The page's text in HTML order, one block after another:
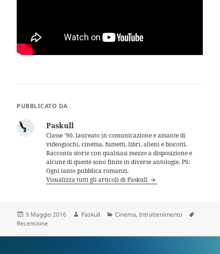
PUBBLICATO DA
Paskull
Classe '90, laureato in comunicazione e amante di
videogiochi, cinema, fumetti, libri, alieni e biscotti.
Racconta storie con qualsiasi mezzo a disposizione e
alcune di queste sono finite in diverse antologie. PS:
Ogni tanto pubblica romanzi.
Visualizza tutti gli articoli di Paskull
Scritto
il
9 Maggio 2016 Autore
Paskull Categorie
Cinema,Intrattenimento
Recensione